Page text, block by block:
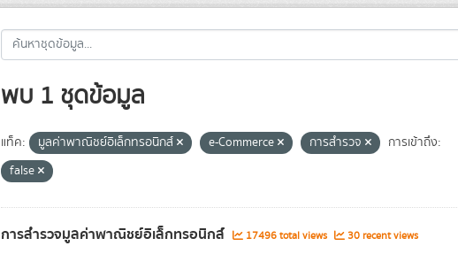
พบ 1 ชุดข้อมูล
แท็ค: มูลค่าพาณิชย์อิเล็กทรอนิกส์ e-Commerce การสำรวจ
การเข้าถึง:
false
การสำรวจมูลค่าพาณิชย์อิเล็กทรอนิกส์ 17496 total views 30 recent views